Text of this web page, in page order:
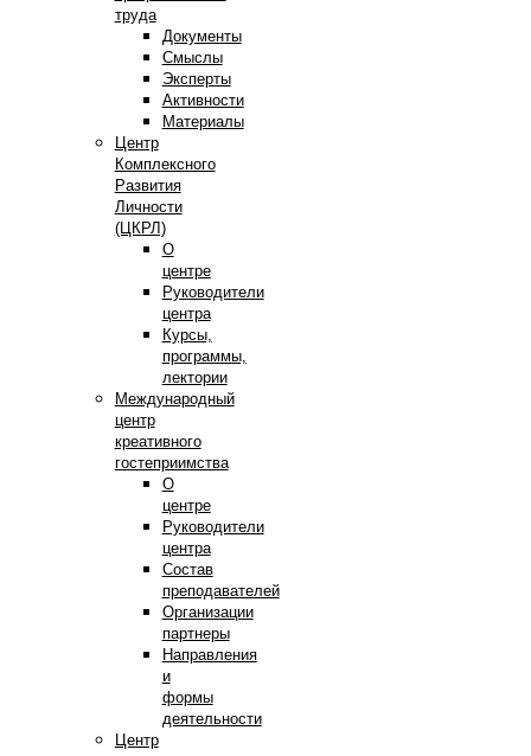
труда
Документы
Смыслы
Эксперты
Активности
Материалы
Центр
Комплексного
Развития
Личности
(ЦКРЛ)
О
центре
Руководители
центра
Курсы,
программы,
лектории
Международный
центр
креативного
гостеприимства
О
центре
Руководители
центра
Состав
преподавателей
Организации
партнеры
Направления
и
формы
деятельности
Центр